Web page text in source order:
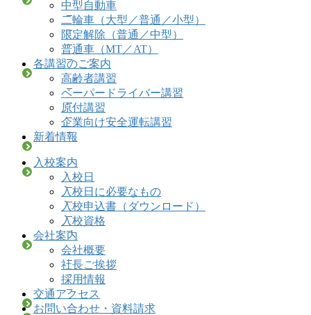
中型自動車
二輪車（大型／普通／小型）
限定解除（普通／中型）
普通車（MT／AT）
各講習のご案内
高齢者講習
ペーパードライバー講習
原付講習
企業向け安全運転講習
新着情報
入校案内
入校日
入校日に必要なもの
入校申込書（ダウンロード）
入校資格
会社案内
会社概要
社長ご挨拶
採用情報
交通アクセス
お問い合わせ・資料請求